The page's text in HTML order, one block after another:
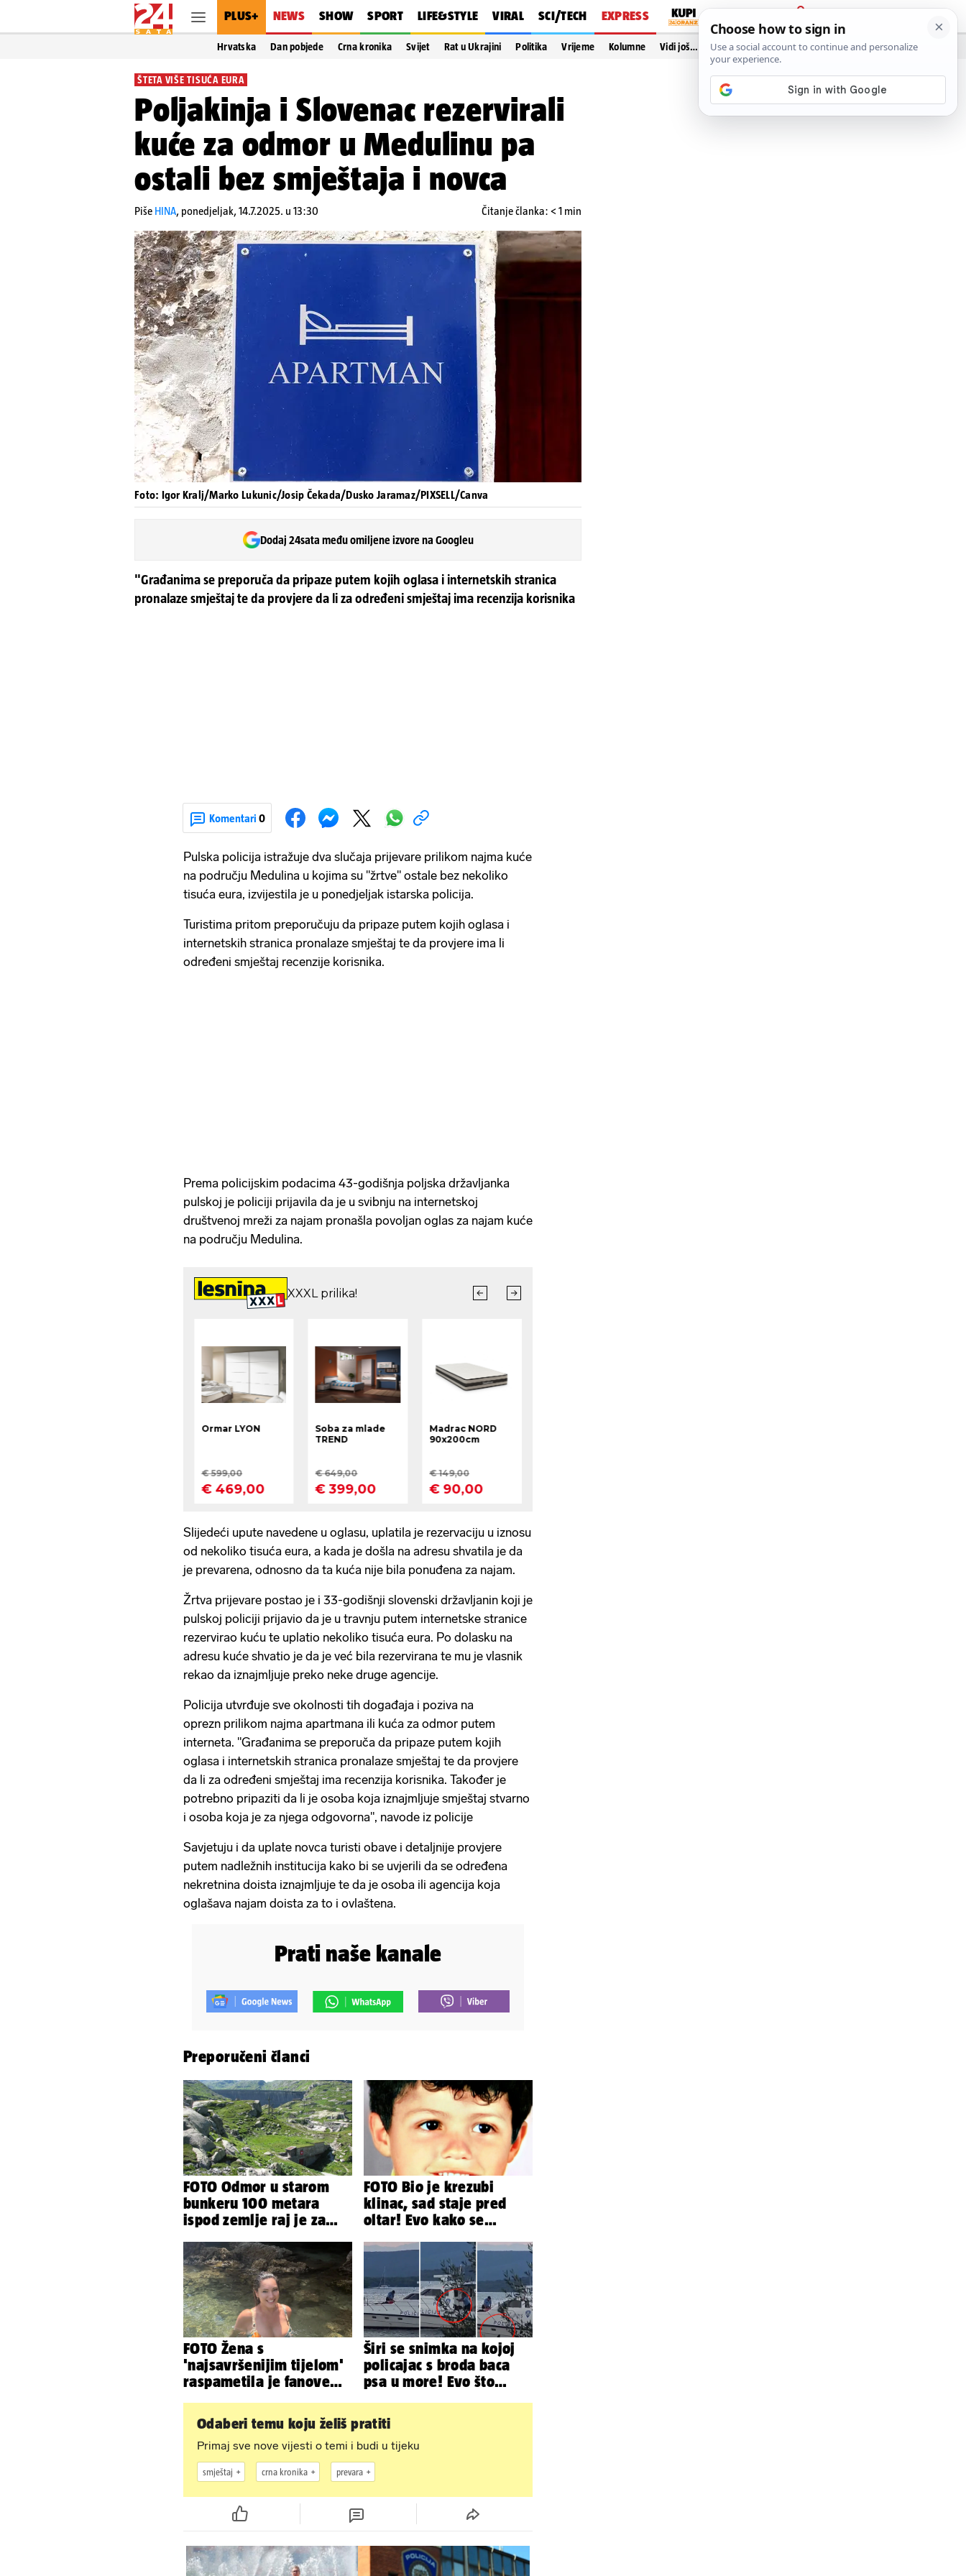
PLUS+ NEWS SHOW SPORT LIFE&STYLE VIRAL SCI/TECH EXPRESS
PRIJAVA
Hrvatska Dan pobjede Crna kronika Svijet Rat u Ukrajini Politika Vrijeme Kolumne Vidi još…
ŠTETA VIŠE TISUĆA EURA
Poljakinja i Slovenac rezervirali
kuće za odmor u Medulinu pa
ostali bez smještaja i novca
Piše HINA, ponedjeljak, 14.7.2025. u 13:30 Čitanje članka: < 1 min
Foto: Igor Kralj/Marko Lukunic/Josip Čekada/Dusko Jaramaz/PIXSELL/Canva
Dodaj 24sata među omiljene izvore na Googleu
"Građanima se preporuča da pripaze putem kojih oglasa i internetskih stranica
pronalaze smještaj te da provjere da li za određeni smještaj ima recenzija korisnika
Komentari 0
Pulska policija istražuje dva slučaja prijevare prilikom najma kuće
na području Medulina u kojima su "žrtve" ostale bez nekoliko
tisuća eura, izvijestila je u ponedjeljak istarska policija.
Turistima pritom preporučuju da pripaze putem kojih oglasa i
internetskih stranica pronalaze smještaj te da provjere ima li
određeni smještaj recenzije korisnika.
Prema policijskim podacima 43-godišnja poljska državljanka
pulskoj je policiji prijavila da je u svibnju na internetskoj
društvenoj mreži za najam pronašla povoljan oglas za najam kuće
na području Medulina.
Slijedeći upute navedene u oglasu, uplatila je rezervaciju u iznosu
od nekoliko tisuća eura, a kada je došla na adresu shvatila je da
je prevarena, odnosno da ta kuća nije bila ponuđena za najam.
Žrtva prijevare postao je i 33-godišnji slovenski državljanin koji je
pulskoj policiji prijavio da je u travnju putem internetske stranice
rezervirao kuću te uplatio nekoliko tisuća eura. Po dolasku na
adresu kuće shvatio je da je već bila rezervirana te mu je vlasnik
rekao da iznajmljuje preko neke druge agencije.
Policija utvrđuje sve okolnosti tih događaja i poziva na
oprezn prilikom najma apartmana ili kuća za odmor putem
interneta. "Građanima se preporuča da pripaze putem kojih
oglasa i internetskih stranica pronalaze smještaj te da provjere
da li za određeni smještaj ima recenzija korisnika. Također je
potrebno pripaziti da li je osoba koja iznajmljuje smještaj stvarno
i osoba koja je za njega odgovorna", navode iz policije
Savjetuju i da uplate novca turisti obave i detaljnije provjere
putem nadležnih institucija kako bi se uvjerili da se određena
nekretnina doista iznajmljuje te da je osoba ili agencija koja
oglašava najam doista za to i ovlaštena.
Prati naše kanale
Preporučeni članci
FOTO Odmor u starom
bunkeru 100 metara
ispod zemlje raj je za
FOTO Bio je krezubi
klinac, sad staje pred
oltar! Evo kako se
najvećih...
FOTO Žena s
'najsavršenijim tijelom'
raspametila je fanove
plićaka
Širi se snimka na kojoj
policajac s broda baca
psa u more! Evo što
pustili'
Odaberi temu koju želiš pratiti
Primaj sve nove vijesti o temi i budi u tijeku
smještaj crna kronika prevara